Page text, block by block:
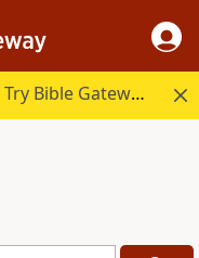
Try Bible Gateway Plus.